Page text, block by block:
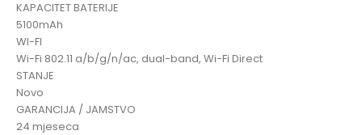
KAPACITET BATERIJE
5100mAh
WI-FI
Wi-Fi 802.11 a/b/g/n/ac, dual-band, Wi-Fi Direct
STANJE
Novo
GARANCIJA / JAMSTVO
24 mjeseca